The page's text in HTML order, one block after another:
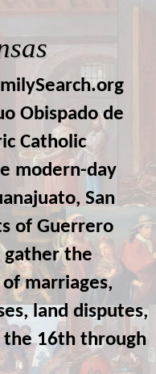
Obispado de
Catholic
modern-day
San
of Guerrero
gather the
marriages,
land disputes,
16th through